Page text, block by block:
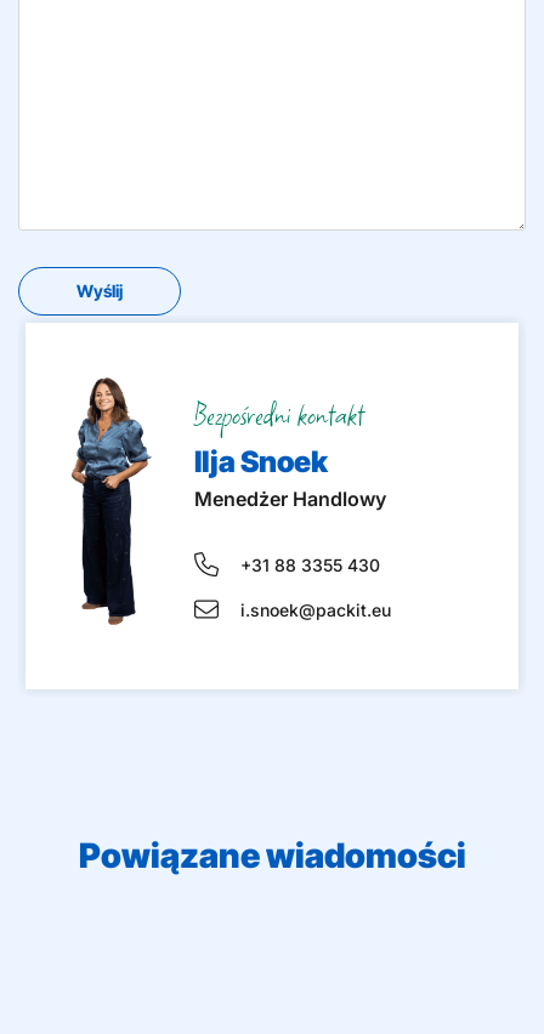
Bezpośredni kontakt
Ilja Snoek
Menedżer Handlowy
+31 88 3355 430
i.snoek@packit.eu
Powiązane wiadomości